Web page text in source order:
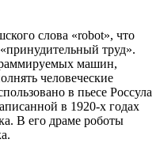
слова «robot», что
труд».
машин,
человеческие
в пьесе Россула
в 1920-х годах
В его драме роботы